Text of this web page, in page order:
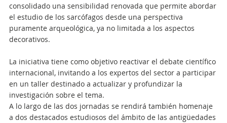
consolidado una sensibilidad renovada que permite abordar
el estudio de los sarcófagos desde una perspectiva
puramente arqueológica, ya no limitada a los aspectos
decorativos.
La iniciativa tiene como objetivo reactivar el debate científico
internacional, invitando a los expertos del sector a participar
en un taller destinado a actualizar y profundizar la
investigación sobre el tema.
A lo largo de las dos jornadas se rendirá también homenaje
a dos destacados estudiosos del ámbito de las antigüedades